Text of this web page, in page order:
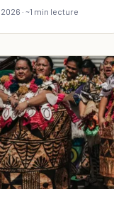
· ~1 min lecture